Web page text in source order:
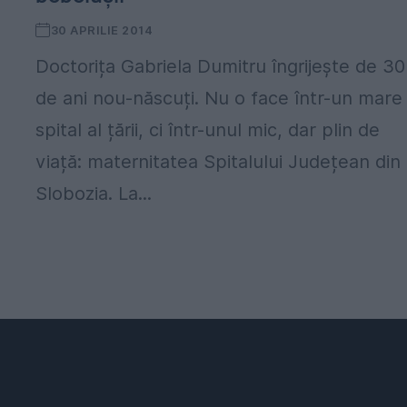
30 APRILIE 2014
Doctorița Gabriela Dumitru îngrijește de 30
de ani nou-născuți. Nu o face într-un mare
spital al țării, ci într-unul mic, dar plin de
viață: maternitatea Spitalului Județean din
Slobozia. La...